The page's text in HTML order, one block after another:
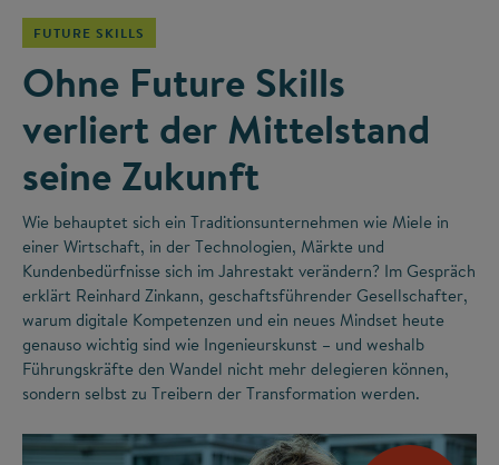
FUTURE SKILLS
Ohne Future Skills
verliert der Mittelstand
seine Zukunft
Wie behauptet sich ein Traditionsunternehmen wie Miele in
einer Wirtschaft, in der Technologien, Märkte und
Kundenbedürfnisse sich im Jahrestakt verändern? Im Gespräch
erklärt Reinhard Zinkann, geschaftsführender Gesellschafter,
warum digitale Kompetenzen und ein neues Mindset heute
genauso wichtig sind wie Ingenieurskunst – und weshalb
Führungskräfte den Wandel nicht mehr delegieren können,
sondern selbst zu Treibern der Transformation werden.